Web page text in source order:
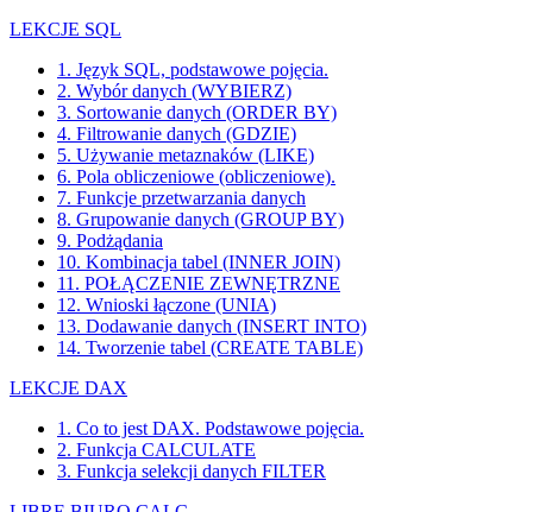
LEKCJE SQL
1. Język SQL, podstawowe pojęcia.
2. Wybór danych (WYBIERZ)
3. Sortowanie danych (ORDER BY)
4. Filtrowanie danych (GDZIE)
5. Używanie metaznaków (LIKE)
6. Pola obliczeniowe (obliczeniowe).
7. Funkcje przetwarzania danych
8. Grupowanie danych (GROUP BY)
9. Podżądania
10. Kombinacja tabel (INNER JOIN)
11. POŁĄCZENIE ZEWNĘTRZNE
12. Wnioski łączone (UNIA)
13. Dodawanie danych (INSERT INTO)
14. Tworzenie tabel (CREATE TABLE)
LEKCJE DAX
1. Co to jest DAX. Podstawowe pojęcia.
2. Funkcja CALCULATE
3. Funkcja selekcji danych FILTER